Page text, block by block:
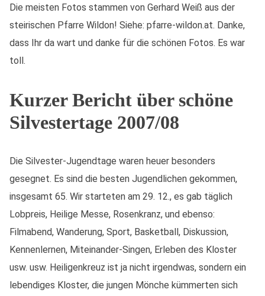
Die meisten Fotos stammen von Gerhard Weiß aus der
steirischen Pfarre Wildon! Siehe: pfarre-wildon.at. Danke,
dass Ihr da wart und danke für die schönen Fotos. Es war
toll.
Kurzer Bericht über schöne
Silvestertage 2007/08
Die Silvester-Jugendtage waren heuer besonders
gesegnet. Es sind die besten Jugendlichen gekommen,
insgesamt 65. Wir starteten am 29. 12., es gab täglich
Lobpreis, Heilige Messe, Rosenkranz, und ebenso:
Filmabend, Wanderung, Sport, Basketball, Diskussion,
Kennenlernen, Miteinander-Singen, Erleben des Kloster
usw. usw. Heiligenkreuz ist ja nicht irgendwas, sondern ein
lebendiges Kloster, die jungen Mönche kümmerten sich